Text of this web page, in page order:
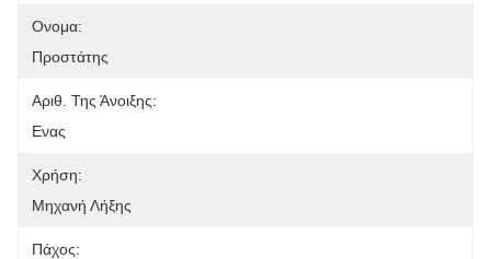
Ονομα:
Προστάτης
Αριθ. Της Άνοιξης:
Ενας
Χρήση:
Μηχανή Λήξης
Πάχος: